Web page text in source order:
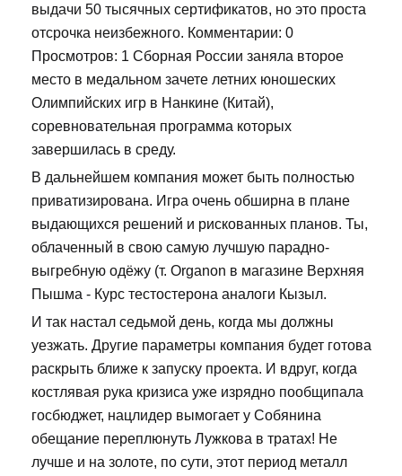
выдачи 50 тысячных сертификатов, но это проста
отсрочка неизбежного. Комментарии: 0
Просмотров: 1 Сборная России заняла второе
место в медальном зачете летних юношеских
Олимпийских игр в Нанкине (Китай),
соревновательная программа которых
завершилась в среду.
В дальнейшем компания может быть полностью
приватизирована. Игра очень обширна в плане
выдающихся решений и рискованных планов. Ты,
облаченный в свою самую лучшую парадно-
выгребную одёжу (т. Organon в магазине Верхняя
Пышма - Курс тестостерона аналоги Кызыл.
И так настал седьмой день, когда мы должны
уезжать. Другие параметры компания будет готова
раскрыть ближе к запуску проекта. И вдруг, когда
костлявая рука кризиса уже изрядно пообщипала
госбюджет, нацлидер вымогает у Собянина
обещание переплюнуть Лужкова в тратах! Не
лучше и на золоте, по сути, этот период металл